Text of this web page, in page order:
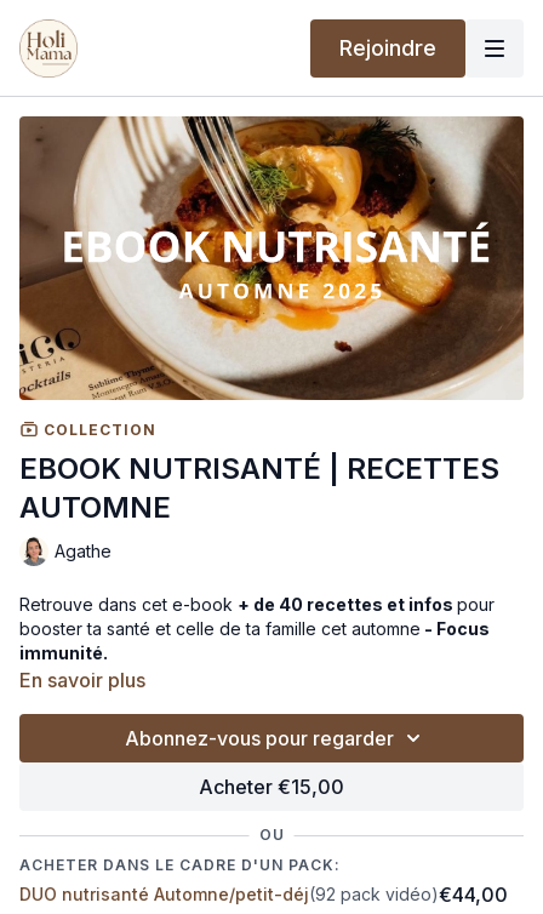
Rejoindre
COLLECTION
EBOOK NUTRISANTÉ | RECETTES
AUTOMNE
Agathe
Retrouve dans cet e-book + de 40 recettes et infos pour
booster ta santé et celle de ta famille cet automne - Focus
immunité.
tips immunité kids & astuces naturelles
•8 petits-déj Nutrisanté pour les kids
besoins en protéines
En savoir plus
Abonnez-vous pour regarder
Acheter €15,00
OU
ACHETER DANS LE CADRE D'UN PACK:
DUO nutrisanté Automne/petit-déj(92 pack vidéo)€44,00